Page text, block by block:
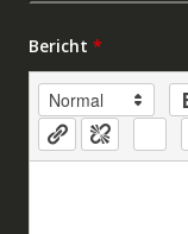
Bericht *